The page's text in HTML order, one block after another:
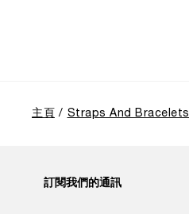
主頁 Straps And Bracelets
訂閱我們的通訊